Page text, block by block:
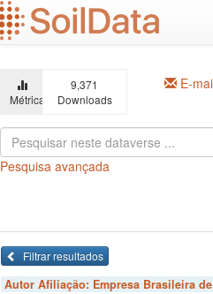
Ir
para
o
principal
Métricas
9,371
Downloads
E-
Pesquisa avançada
Filtrar resultados
Autor Afiliação: Empresa Brasileira